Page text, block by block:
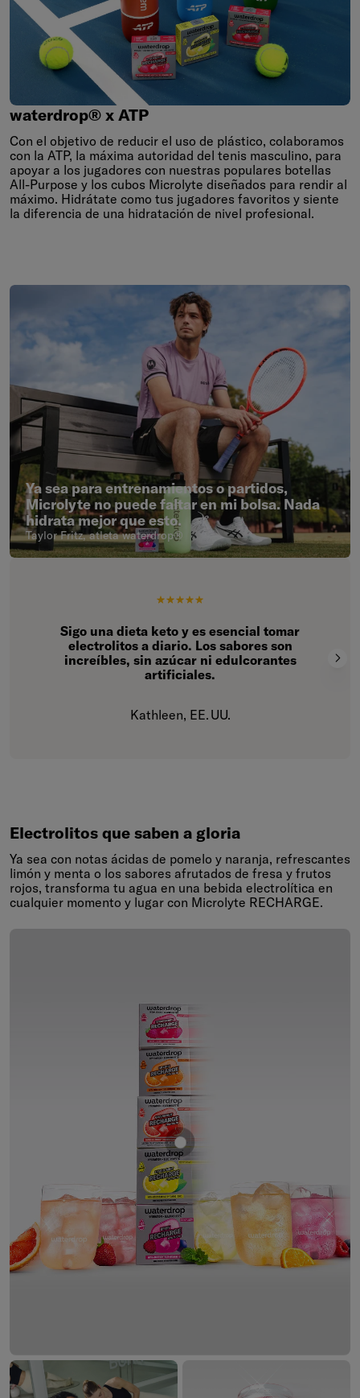
waterdrop® x ATP
waterdrop® x ATP
Con el objetivo de reducir el uso de plástico, colaboramos
con la ATP, la máxima autoridad del tenis masculino, para
apoyar a los jugadores con nuestras populares botellas
All-Purpose y los cubos Microlyte diseñados para rendir al
máximo. Hidrátate como tus jugadores favoritos y siente
la diferencia de una hidratación de nivel profesional.
Saltar al final de Ya sea para entrenamientos o partidos, Microlyte
Ya sea para entrenamientos o partidos,
Microlyte no puede faltar en mi bolsa. Nada
hidrata mejor que esto.
Taylor Fritz, atleta waterdrop®
Sigo una dieta keto y es esencial tomar
electrolitos a diario. Los sabores son
increíbles, sin azúcar ni edulcorantes
artificiales.
Kathleen, EE. UU.
Electrolitos que saben a gloria
Ya sea con notas ácidas de pomelo y naranja, refrescantes
limón y menta o los sabores afrutados de fresa y frutos
rojos, transforma tu agua en una bebida electrolítica en
cualquier momento y lugar con Microlyte RECHARGE.
Mostrar producto Set